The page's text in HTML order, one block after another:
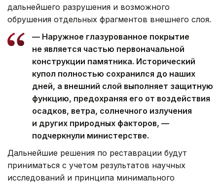
дальнейшего разрушения и возможного
обрушения отдельных фрагментов внешнего слоя.
— Наружное глазурованное покрытие
не является частью первоначальной
конструкции памятника. Исторический
купол полностью сохранился до наших
дней, а внешний слой выполняет защитную
функцию, предохраняя его от воздействия
осадков, ветра, солнечного излучения
и других природных факторов, —
подчеркнули министерстве.
Дальнейшие решения по реставрации будут
приниматься с учетом результатов научных
исследований и принципа минимального